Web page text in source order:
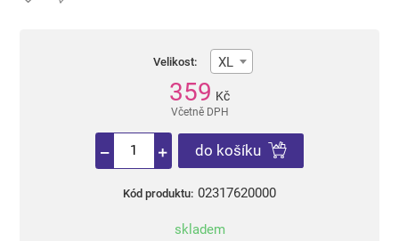
Velikost: XL
359 Kč
Včetně DPH
do košíku
Kód produktu: 02317620000
skladem